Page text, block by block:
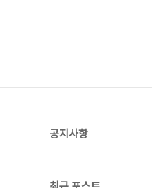
공지사항